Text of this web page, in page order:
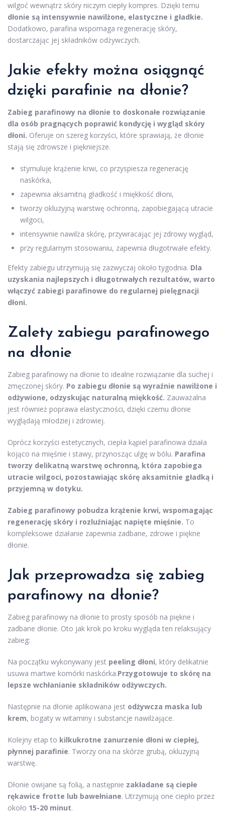
wilgoć wewnątrz skóry niczym ciepły kompres. Dzięki temu
dłonie są intensywnie nawilżone, elastyczne i gładkie.
Dodatkowo, parafina wspomaga regenerację skóry,
dostarczając jej składników odżywczych.
Jakie efekty można osiągnąć
dzięki parafinie na dłonie?
Zabieg parafinowy na dłonie to doskonałe rozwiązanie
dla osób pragnących poprawić kondycję i wygląd skóry
dłoni. Oferuje on szereg korzyści, które sprawiają, że dłonie
stają się zdrowsze i piękniejsze.
stymuluje krążenie krwi, co przyspiesza regenerację
naskórka,
zapewnia aksamitną gładkość i miękkość dłoni,
tworzy okluzyjną warstwę ochronną, zapobiegającą utracie
wilgoci,
intensywnie nawilża skórę, przywracając jej zdrowy wygląd,
przy regularnym stosowaniu, zapewnia długotrwałe efekty.
Efekty zabiegu utrzymują się zazwyczaj około tygodnia. Dla
uzyskania najlepszych i długotrwałych rezultatów, warto
włączyć zabiegi parafinowe do regularnej pielęgnacji
dłoni.
Zalety zabiegu parafinowego
na dłonie
Zabieg parafinowy na dłonie to idealne rozwiązanie dla suchej i
zmęczonej skóry. Po zabiegu dłonie są wyraźnie nawilżone i
odżywione, odzyskując naturalną miękkość. Zauważalna
jest również poprawa elastyczności, dzięki czemu dłonie
wyglądają młodziej i zdrowiej.
Oprócz korzyści estetycznych, ciepła kąpiel parafinowa działa
kojąco na mięśnie i stawy, przynosząc ulgę w bólu. Parafina
tworzy delikatną warstwę ochronną, która zapobiega
utracie wilgoci, pozostawiając skórę aksamitnie gładką i
przyjemną w dotyku.
Zabieg parafinowy pobudza krążenie krwi, wspomagając
regenerację skóry i rozluźniając napięte mięśnie. To
kompleksowe działanie zapewnia zadbane, zdrowe i piękne
dłonie.
Jak przeprowadza się zabieg
parafinowy na dłonie?
Zabieg parafinowy na dłonie to prosty sposób na piękne i
zadbane dłonie. Oto jak krok po kroku wygląda ten relaksujący
zabieg:
Na początku wykonywany jest peeling dłoni, który delikatnie
usuwa martwe komórki naskórka.Przygotowuje to skórę na
lepsze wchłanianie składników odżywczych.
Następnie na dłonie aplikowana jest odżywcza maska lub
krem, bogaty w witaminy i substancje nawilżające.
Kolejny etap to kilkukrotne zanurzenie dłoni w ciepłej,
płynnej parafinie. Tworzy ona na skórze grubą, okluzyjną
warstwę.
Dłonie owijane są folią, a następnie zakładane są ciepłe
rękawice frotte lub bawełniane. Utrzymują one ciepło przez
około 15-20 minut.